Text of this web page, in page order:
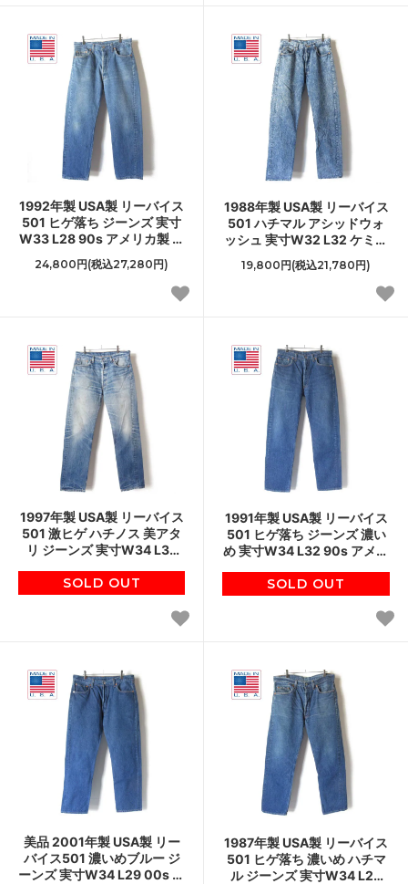
1992年製 USA製 リーバイス
501 ヒゲ落ち ジーンズ 実寸
W33 L28 90s アメリカ製 ジ
ーパン デニム ビンテージ
D150
24,800円(税込27,280円)
1988年製 USA製 リーバイス
501 ハチマル アシッドウォ
ッシュ 実寸W32 L32 ケミカ
ルウォッシュ80s アメリカ製
ビンテージ D150
19,800円(税込21,780円)
1997年製 USA製 リーバイス
501 激ヒゲ ハチノス 美アタ
リ ジーンズ 実寸W34 L32
デニム D150
SOLD OUT
1991年製 USA製 リーバイス
501 ヒゲ落ち ジーンズ 濃い
め 実寸W34 L32 90s アメリ
SOLD OUT
美品 2001年製 USA製 リー
バイス501 濃いめブルー ジ
ーンズ 実寸W34 L29 00s ア
1987年製 USA製 リーバイス
501 ヒゲ落ち 濃いめ ハチマ
ル ジーンズ 実寸W34 L28